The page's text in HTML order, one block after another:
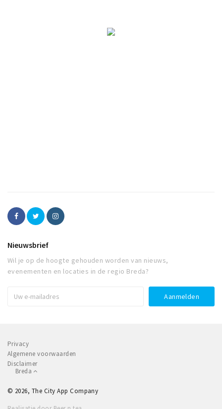
Nieuwsbrief
Wil je op de hoogte gehouden worden van nieuws,
evenementen en locaties in de regio Breda?
Privacy
Algemene voorwaarden
Disclaimer
Breda
© 2026, The City App Company